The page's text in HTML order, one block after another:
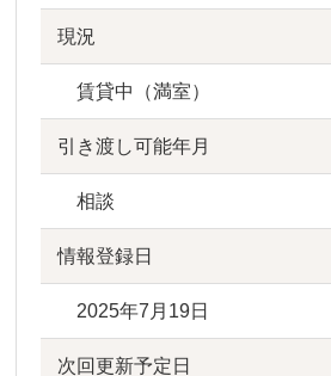
現況
賃貸中（満室）
引き渡し可能年月
相談
情報登録日
2025年7月19日
次回更新予定日